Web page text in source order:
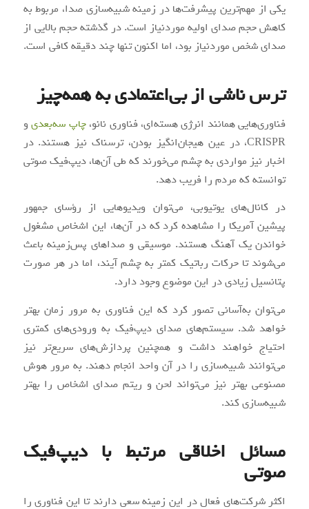
یکی از مهم‌ترین پیشرفت‌ها در زمینه شبیه‌سازی صدا، مربوط به
کاهش حجم صدای اولیه موردنیاز است. در گذشته حجم بالایی از
صدای شخص موردنیاز بود، اما اکنون تنها چند دقیقه کافی است.
ترس ناشی از بی‌اعتمادی به همه‌چیز
فناوری‌هایی همانند انرژی هسته‌ای، فناوری نانو،چاپ سه‌بعدیو
CRISPR، در عین هیجان‌انگیز بودن، ترسناک نیز هستند. در
اخبار نیز مواردی به چشم می‌خورند که طی آن‌ها، دیپ‌فیک صوتی
توانسته که مردم را فریب دهد.
در کانال‌های یوتیوبی، می‌توان ویدیوهایی از رؤسای جمهور
پیشین آمریکا را مشاهده کرد که در آن‌ها، این اشخاص مشغول
خواندن یک آهنگ هستند. موسیقی و صداهای پس‌زمینه باعث
می‌شوند تا حرکات رباتیک کمتر به چشم آیند، اما در هر صورت
پتانسیل زیادی در این موضوع وجود دارد.
می‌توان به‌آسانی تصور کرد که این فناوری به مرور زمان بهتر
خواهد شد. سیستم‌های صدای دیپ‌فیک به ورودی‌های کمتری
احتیاج خواهند داشت و همچنین پردازش‌های سریع‌تر نیز
می‌توانند شبیه‌سازی را در آن واحد انجام دهند. به مرور هوش
مصنوعی بهتر نیز می‌تواند لحن و ریتم صدای اشخاص را بهتر
شبیه‌سازی کند.
مسائل اخلاقی مرتبط با دیپ‌فیک
صوتی
اکثر شرکت‌های فعال در این زمینه سعی دارند تا این فناوری را